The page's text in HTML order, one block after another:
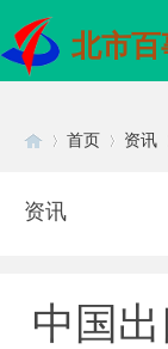
北市百
首页 资讯
资讯
中国